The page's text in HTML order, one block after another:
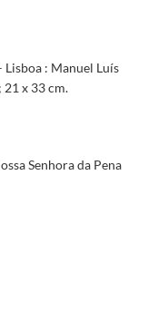
Lisboa : Manuel Luís
21 x 33 cm.
Senhora da Pena